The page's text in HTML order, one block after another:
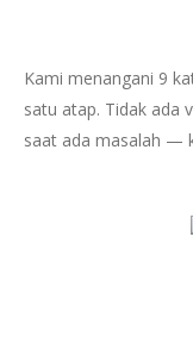
Kami menangani 9
satu atap. Tidak ada
saat ada masalah —